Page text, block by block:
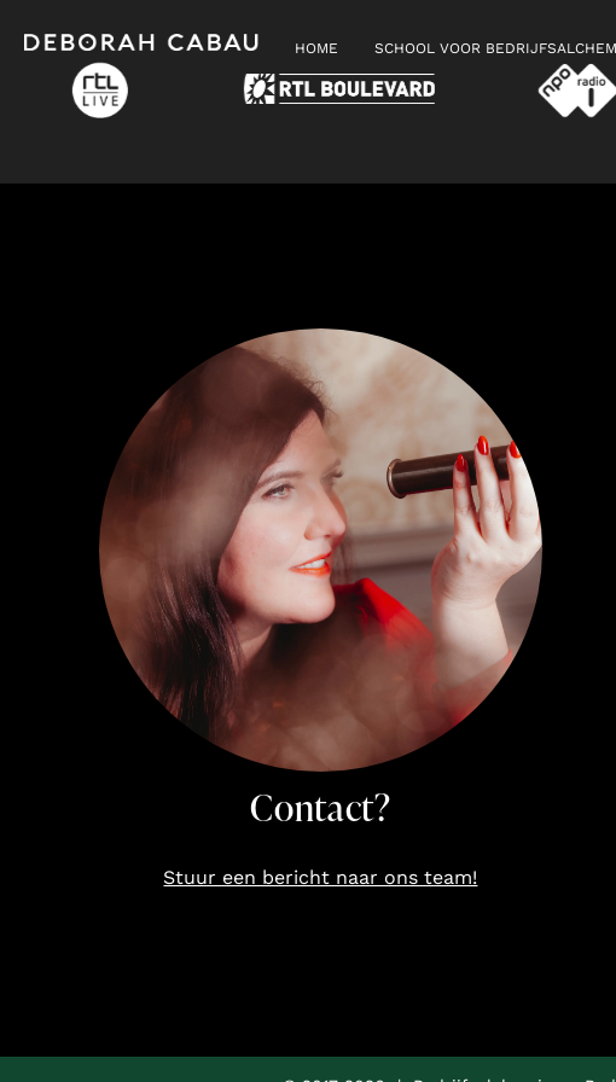
HOME SCHOOL VOOR
Contact?
Stuur een bericht naar ons team!